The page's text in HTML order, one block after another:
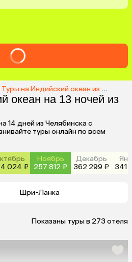
Туры на Индийский океан из Челябинска
океан на 13 ночей из
14 дней из Челябинска с
туры онлайн по всем
024 ₽
Ноябрь
257 812 ₽
Декабрь
362 299 ₽
341
Шри-Ланка
Показаны туры в 273 отеля